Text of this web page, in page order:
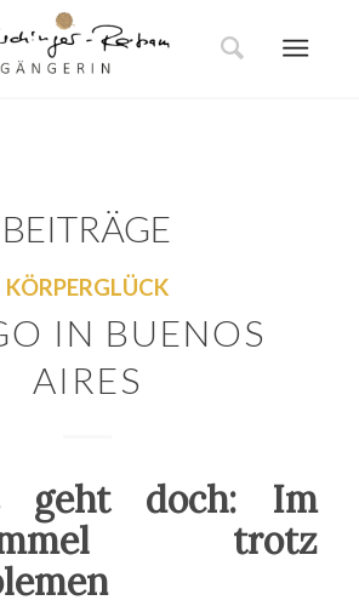
BEITRÄGE
KÖRPERGLÜCK
IN BUENOS
AIRES
geht doch: Im
trotz